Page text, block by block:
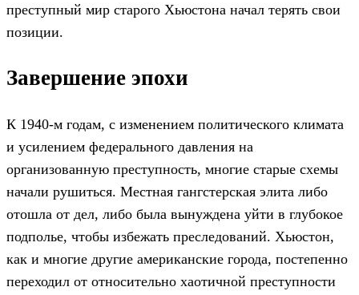
преступный мир старого Хьюстона начал терять свои
позиции.
Завершение эпохи
К 1940-м годам, с изменением политического климата
и усилением федерального давления на
организованную преступность, многие старые схемы
начали рушиться. Местная гангстерская элита либо
отошла от дел, либо была вынуждена уйти в глубокое
подполье, чтобы избежать преследований. Хьюстон,
как и многие другие американские города, постепенно
переходил от относительно хаотичной преступности